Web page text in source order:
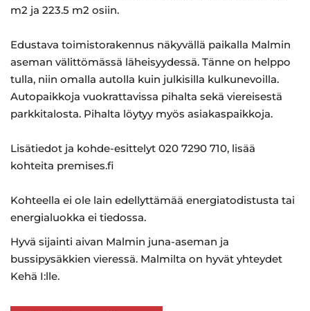
m2 ja 223.5 m2 osiin.
Edustava toimistorakennus näkyvällä paikalla Malmin
aseman välittömässä läheisyydessä. Tänne on helppo
tulla, niin omalla autolla kuin julkisilla kulkunevoilla.
Autopaikkoja vuokrattavissa pihalta sekä viereisestä
parkkitalosta. Pihalta löytyy myös asiakaspaikkoja.
Lisätiedot ja kohde-esittelyt 020 7290 710, lisää
kohteita premises.fi
Kohteella ei ole lain edellyttämää energiatodistusta tai
energialuokka ei tiedossa.
Hyvä sijainti aivan Malmin juna-aseman ja
bussipysäkkien vieressä. Malmilta on hyvät yhteydet
Kehä I:lle.